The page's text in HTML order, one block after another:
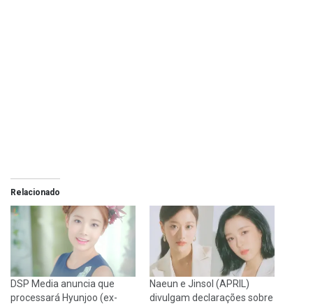
Relacionado
DSP Media anuncia que
processará Hyunjoo (ex-
Naeun e Jinsol (APRIL)
divulgam declarações sobre